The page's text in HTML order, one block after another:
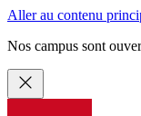
Aller au contenu
Nos campus sont